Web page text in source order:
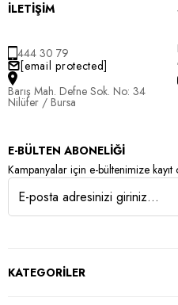
İLETİŞİM
444 30 79
[email protected]
Barış Mah. Defne Sok. No: 34
Nilüfer / Bursa
E-BÜLTEN ABONELİĞİ
Kampanyalar için e-bültenimize kayıt
KATEGORİLER